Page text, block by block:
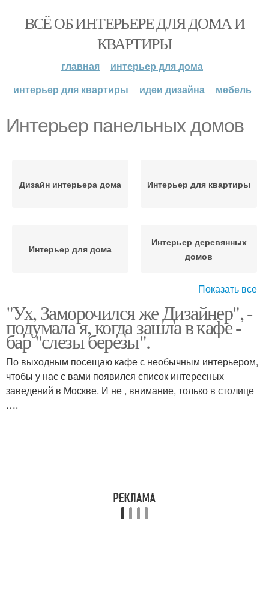
ВСЁ ОБ ИНТЕРЬЕРЕ ДЛЯ ДОМА И
КВАРТИРЫ
главная
интерьер для дома
интерьер для квартиры
идеи дизайна мебель
Интерьер панельных домов
Дизайн интерьера дома Интерьер для квартиры
Интерьер для дома
Интерьер деревянных
домов
Современный интерьер
квартиры
Интерьер
однокомнатной
квартиры
Стили интерьеров
квартир
Интерьер дома внутри
Показать все
"Ух, Заморочился же Дизайнер", -
подумала я, когда зашла в кафе -
бар "слезы березы".
По выходным посещаю кафе с необычным интерьером,
чтобы у нас с вами появился список интересных
заведений в Москве. И не , внимание, только в столице
….